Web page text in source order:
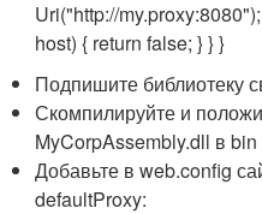
Uri("http://
host) { return false; } } }
Подпишите библиотеку
Скомпилируйте и
MyCorpAssembly.dll в bin
Добавьте в web.config
defaultProxy: